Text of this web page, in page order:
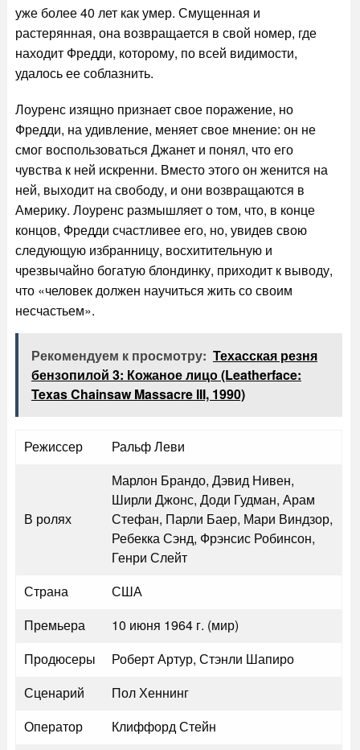
уже более 40 лет как умер. Смущенная и
растерянная, она возвращается в свой номер, где
находит Фредди, которому, по всей видимости,
удалось ее соблазнить.
Лоуренс изящно признает свое поражение, но
Фредди, на удивление, меняет свое мнение: он не
смог воспользоваться Джанет и понял, что его
чувства к ней искренни. Вместо этого он женится на
ней, выходит на свободу, и они возвращаются в
Америку. Лоуренс размышляет о том, что, в конце
концов, Фредди счастливее его, но, увидев свою
следующую избранницу, восхитительную и
чрезвычайно богатую блондинку, приходит к выводу,
что «человек должен научиться жить со своим
несчастьем».
Рекомендуем к просмотру: Техасская резня
бензопилой 3: Кожаное лицо (Leatherface:
Texas Chainsaw Massacre III, 1990)
Режиссер Ральф Леви
В ролях
Марлон Брандо, Дэвид Нивен,
Ширли Джонс, Доди Гудман, Арам
Стефан, Парли Баер, Мари Виндзор,
Ребекка Сэнд, Фрэнсис Робинсон,
Генри Слейт
Страна
США
Премьера
10 июня 1964 г. (мир)
Продюсеры
Роберт Артур, Стэнли Шапиро
Сценарий
Пол Хеннинг
Оператор
Клиффорд Стейн